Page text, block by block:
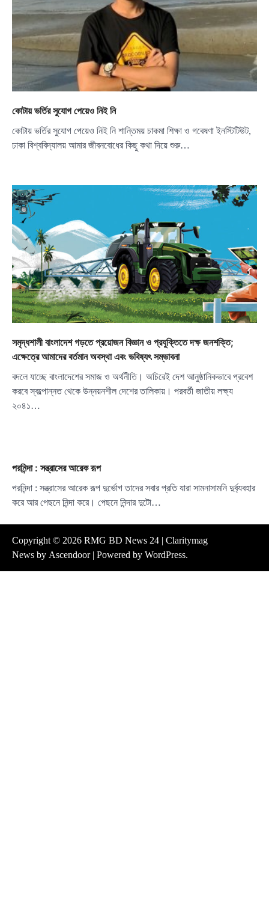
কোটায় ভর্তির সুযোগ পেয়েও নিই নি
কোটায় ভর্তির সুযোগ পেয়েও নিই নি শান্তিময় চাকমা শিক্ষা ও গবেষণা ইনস্টিটিউট,
ঢাকা বিশ্ববিদ্যালয় আমার জীবনবোধের কিছু কথা দিয়ে শুরু…
সমৃদ্ধশালী বাংলাদেশ গড়তে প্রয়োজন বিজ্ঞান ও প্রযুক্তিতে দক্ষ জনশক্তি;
এক্ষেত্রে আমাদের বর্তমান অবস্থা এবং ভবিষ্যৎ সম্ভাবনা
বদলে যাচ্ছে বাংলাদেশের সমাজ ও অর্থনীতি। অচিরেই দেশ আনুষ্ঠানিকভাবে প্রবেশ
করবে স্বল্পোন্নত থেকে উন্নয়নশীল দেশের তালিকায়। পরবর্তী জাতীয় লক্ষ্য
২০৪১…
পরনিন্দা : সন্ত্রাসের আরেক রূপ
পরনিন্দা : সন্ত্রাসের আরেক রূপ দুর্ভোগ তাদের সবার প্রতি যারা সামনাসামনি দুর্ব্যবহার
করে আর পেছনে নিন্দা করে। পেছনে নিন্দার দুটো…
Copyright © 2026 RMG BD News 24 | Claritymag
News by Ascendoor| Powered by WordPress.